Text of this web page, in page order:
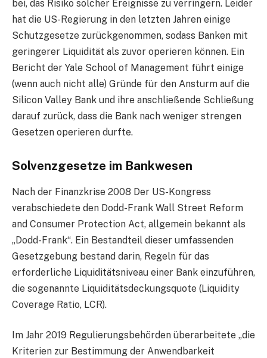
bei, das Risiko solcher Ereignisse zu verringern. Leider
hat die US-Regierung in den letzten Jahren einige
Schutzgesetze zurückgenommen, sodass Banken mit
geringerer Liquidität als zuvor operieren können. Ein
Bericht der Yale School of Management führt einige
(wenn auch nicht alle) Gründe für den Ansturm auf die
Silicon Valley Bank und ihre anschließende Schließung
darauf zurück, dass die Bank nach weniger strengen
Gesetzen operieren durfte.
Solvenzgesetze im Bankwesen
Nach der Finanzkrise 2008 Der US-Kongress
verabschiedete den Dodd-Frank Wall Street Reform
and Consumer Protection Act, allgemein bekannt als
„Dodd-Frank“. Ein Bestandteil dieser umfassenden
Gesetzgebung bestand darin, Regeln für das
erforderliche Liquiditätsniveau einer Bank einzuführen,
die sogenannte Liquiditätsdeckungsquote (Liquidity
Coverage Ratio, LCR).
Im Jahr 2019 Regulierungsbehörden überarbeitete „die
Kriterien zur Bestimmung der Anwendbarkeit